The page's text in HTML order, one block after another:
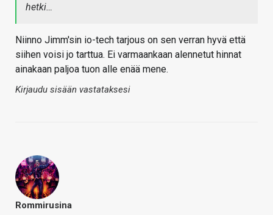
hetki…
Niinno Jimm'sin io-tech tarjous on sen verran hyvä että
siihen voisi jo tarttua. Ei varmaankaan alennetut hinnat
ainakaan paljoa tuon alle enää mene.
Kirjaudu sisään vastataksesi
Rommirusina